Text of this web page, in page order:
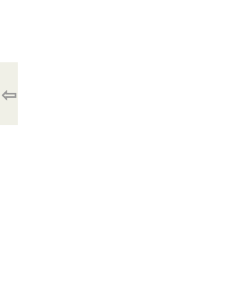
⇦